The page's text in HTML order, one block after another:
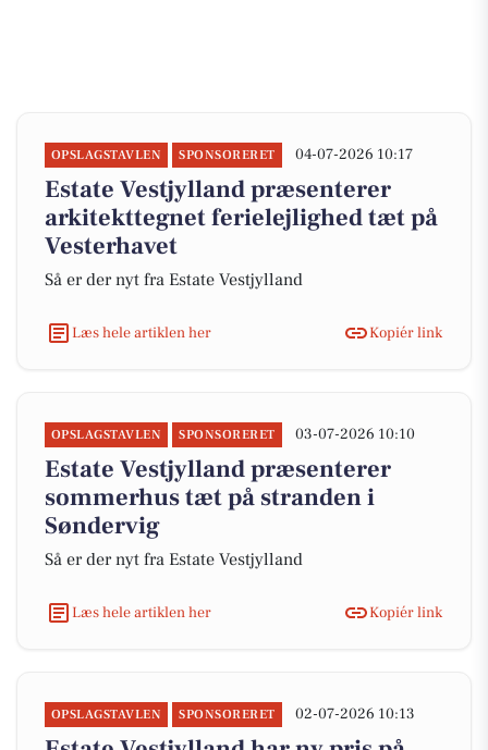
OPSLAGSTAVLEN SPONSORERET 04-07-2026 10:17
Estate Vestjylland præsenterer
arkitekttegnet ferielejlighed tæt på
Vesterhavet
Så er der nyt fra Estate Vestjylland
Læs hele artiklen her Kopiér link
OPSLAGSTAVLEN SPONSORERET 03-07-2026 10:10
Estate Vestjylland præsenterer
sommerhus tæt på stranden i
Søndervig
Så er der nyt fra Estate Vestjylland
Læs hele artiklen her Kopiér link
OPSLAGSTAVLEN SPONSORERET 02-07-2026 10:13